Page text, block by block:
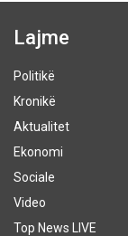
Lajme
Politikë
Kronikë
Aktualitet
Ekonomi
Sociale
Video
Top News LIVE